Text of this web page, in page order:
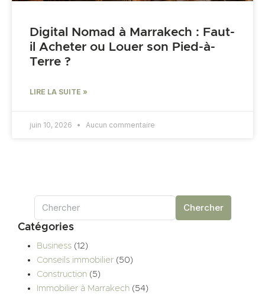
Digital Nomad à Marrakech : Faut-
il Acheter ou Louer son Pied-à-
Terre ?
LIRE LA SUITE »
juin 10, 2026 Aucun commentaire
Chercher
Catégories
Business (12)
Conseils immobilier (50)
Construction (5)
Immobilier à Marrakech (54)